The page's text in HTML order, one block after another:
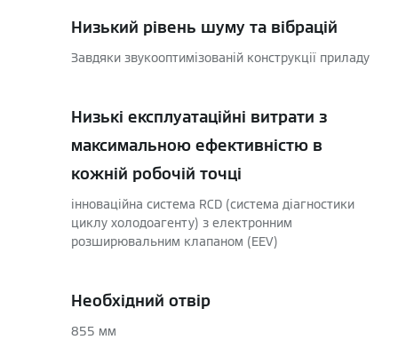
Низький рівень шуму та вібрацій
Завдяки звукооптимізованій конструкції приладу
Низькі експлуатаційні витрати з
максимальною ефективністю в
кожній робочій точці
інноваційна система RCD (система діагностики
циклу холодоагенту) з електронним
розширювальним клапаном (EEV)
Необхідний отвір
855 мм